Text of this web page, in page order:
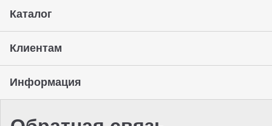
Каталог
Клиентам
Информация